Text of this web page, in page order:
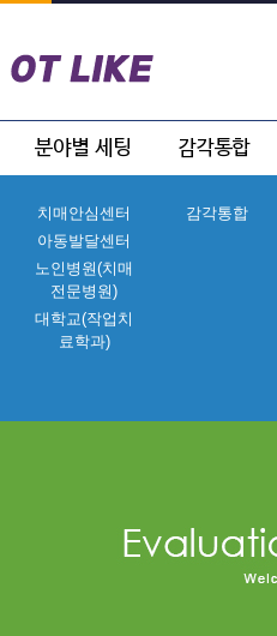
치매안심센터
아동발달센터
노인병원(치매
전문병원)
대학교(작업치
료학과)
감각통합